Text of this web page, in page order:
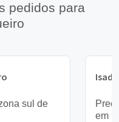
pedidos para
sul de
em